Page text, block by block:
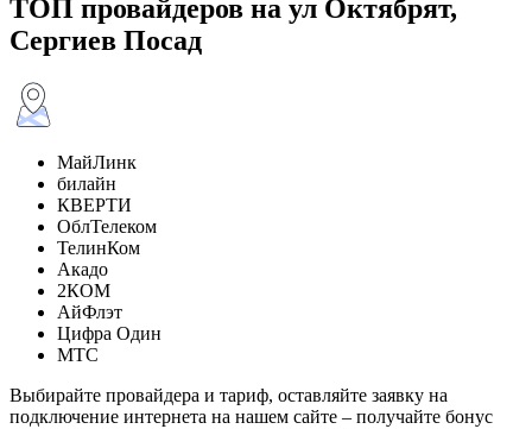
ТОП провайдеров на ул Октябрят,
Сергиев Посад
МайЛинк
билайн
КВЕРТИ
ОблТелеком
ТелинКом
Акадо
2КОМ
АйФлэт
Цифра Один
МТС
Выбирайте провайдера и тариф, оставляйте заявку на
подключение интернета на нашем сайте – получайте бонус